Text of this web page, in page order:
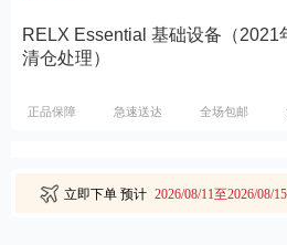
RELX Essential 基础设备（2021
清仓处理）
正品保障 急速送达 全场包邮
立即下单 预计 2026/08/11至2026/08/15